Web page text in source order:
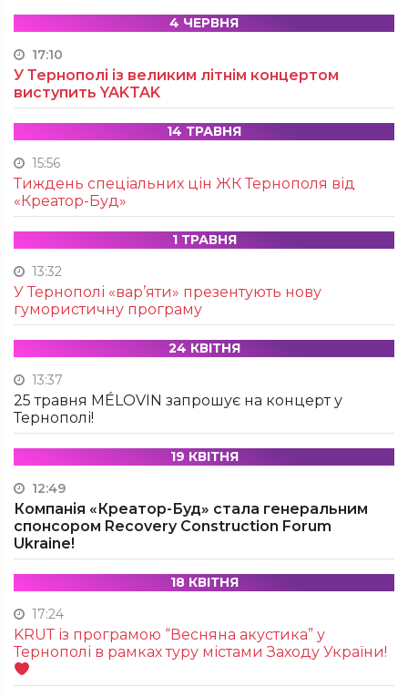
4 ЧЕРВНЯ
17:10
У Тернополі із великим літнім концертом
виступить YAKTAK
14 ТРАВНЯ
15:56
Тиждень спеціальних цін ЖК Тернополя від
«Креатор-Буд»
1 ТРАВНЯ
13:32
У Тернополі «вар’яти» презентують нову
гумористичну програму
24 КВІТНЯ
13:37
25 травня MÉLOVIN запрошує на концерт у
Тернополі!
19 КВІТНЯ
12:49
Компанія «Креатор-Буд» стала генеральним
спонсором Recovery Construction Forum
Ukraine!
18 КВІТНЯ
17:24
KRUТ із програмою “Весняна акустика” у
Тернополі в рамках туру містами Заходу України!